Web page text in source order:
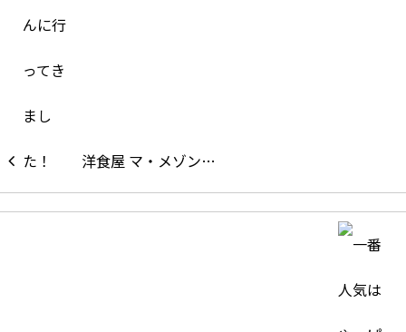
洋食屋 マ・メゾン…